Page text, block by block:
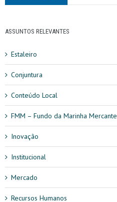
ASSUNTOS RELEVANTES
Estaleiro
Conjuntura
Conteúdo Local
FMM – Fundo da Marinha Mercante
Inovação
Institucional
Mercado
Recursos Humanos